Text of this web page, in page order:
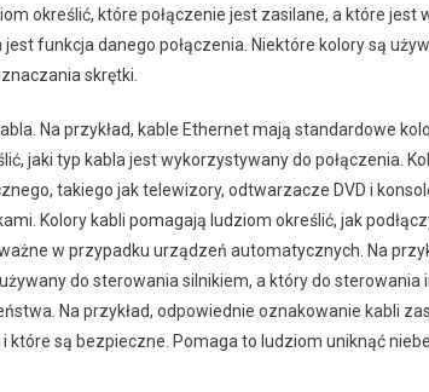
określić, które połączenie jest zasilane, a które jest
funkcja danego połączenia. Niektóre kolory są
skrętki.
Na przykład, kable Ethernet mają standardowe
jaki typ kabla jest wykorzystywany do połączenia.
takiego jak telewizory, odtwarzacze DVD i
Kolory kabli pomagają ludziom określić, jak
w przypadku urządzeń automatycznych. Na
do sterowania silnikiem, a który do sterowania
Na przykład, odpowiednie oznakowanie kabli
które są bezpieczne. Pomaga to ludziom uniknąć